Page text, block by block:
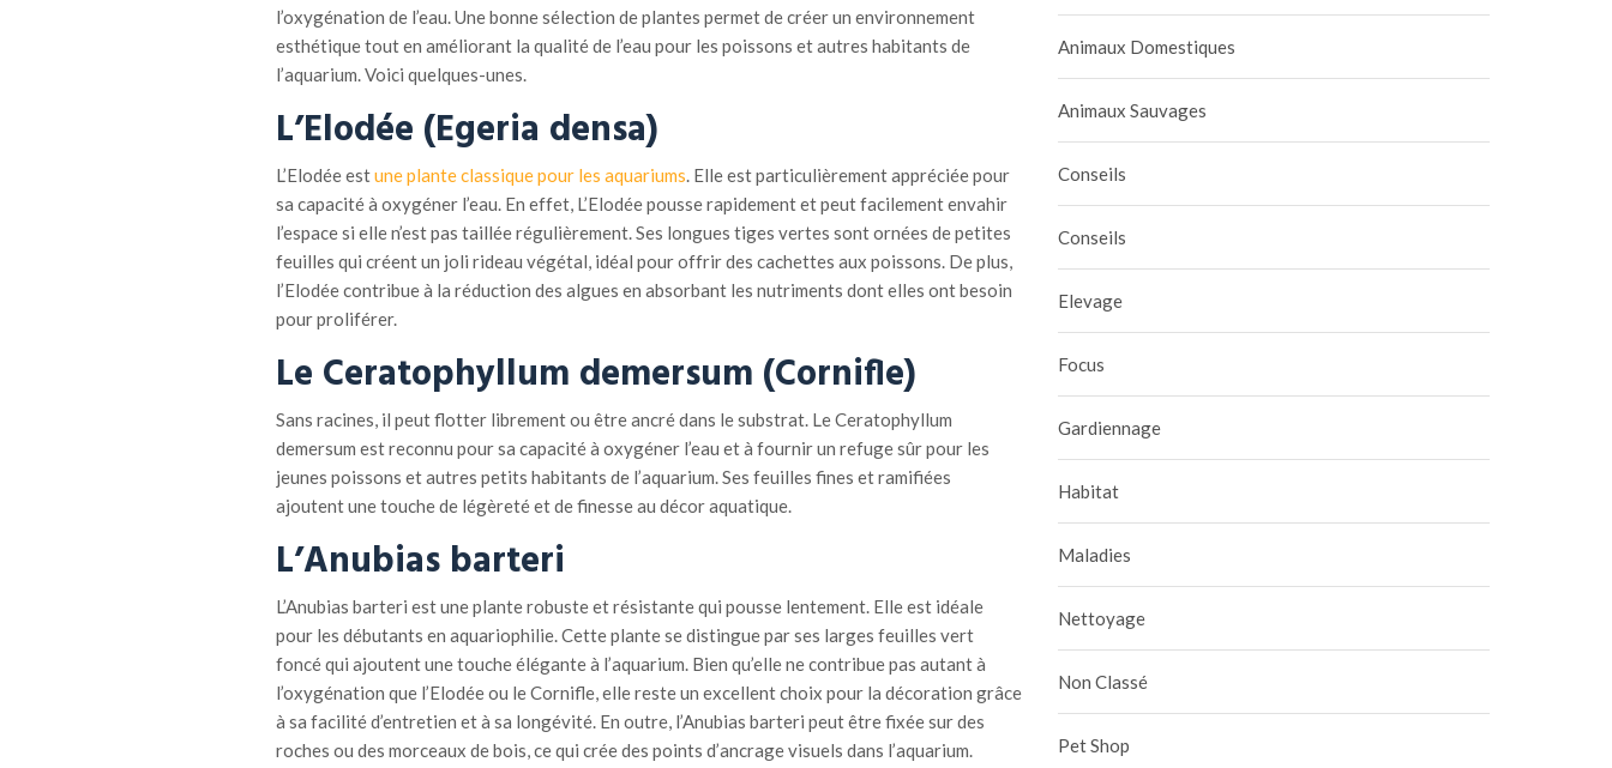
l’oxygénation de l’eau. Une bonne sélection de plantes permet de créer un environnement
esthétique tout en améliorant la qualité de l’eau pour les poissons et autres habitants de
l’aquarium. Voici quelques-unes.
L’Elodée (Egeria densa)
L’Elodée estune plante classique pour les aquariums. Elle est particulièrement appréciée pour
sa capacité à oxygéner l’eau. En effet, L’Elodée pousse rapidement et peut facilement envahir
l’espace si elle n’est pas taillée régulièrement. Ses longues tiges vertes sont ornées de petites
feuilles qui créent un joli rideau végétal, idéal pour offrir des cachettes aux poissons. De plus,
l’Elodée contribue à la réduction des algues en absorbant les nutriments dont elles ont besoin
pour proliférer.
Le Ceratophyllum demersum (Cornifle)
Sans racines, il peut flotter librement ou être ancré dans le substrat. Le Ceratophyllum
demersum est reconnu pour sa capacité à oxygéner l’eau et à fournir un refuge sûr pour les
jeunes poissons et autres petits habitants de l’aquarium. Ses feuilles fines et ramifiées
ajoutent une touche de légèreté et de finesse au décor aquatique.
L’Anubias barteri
L’Anubias barteri est une plante robuste et résistante qui pousse lentement. Elle est idéale
pour les débutants en aquariophilie. Cette plante se distingue par ses larges feuilles vert
foncé qui ajoutent une touche élégante à l’aquarium. Bien qu’elle ne contribue pas autant à
l’oxygénation que l’Elodée ou le Cornifle, elle reste un excellent choix pour la décoration grâce
à sa facilité d’entretien et à sa longévité. En outre, l’Anubias barteri peut être fixée sur des
roches ou des morceaux de bois, ce qui crée des points d’ancrage visuels dans l’aquarium.
Animaux Domestiques
Animaux Sauvages
Conseils
Conseils
Elevage
Focus
Gardiennage
Habitat
Maladies
Nettoyage
Non Classé
Pet Shop